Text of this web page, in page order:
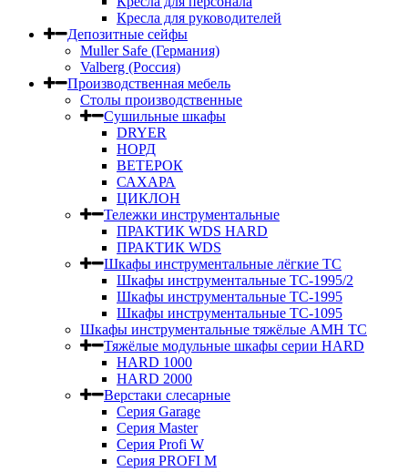
Кресла для руководителей
Депозитные сейфы
Muller Safe (Германия)
Valberg (Россия)
Производственная мебель
Столы производственные
Сушильные шкафы
DRYER
НОРД
ВЕТЕРОК
САХАРА
ЦИКЛОН
Тележки инструментальные
ПРАКТИК WDS HARD
ПРАКТИК WDS
Шкафы инструментальные лёгкие ТС
Шкафы инструментальные ТС-1995/2
Шкафы инструментальные TC-1995
Шкафы инструментальные TC-1095
Шкафы инструментальные тяжёлые AMH TC
Тяжёлые модульные шкафы серии HARD
HARD 1000
HARD 2000
Верстаки слесарные
Серия Garage
Серия Master
Серия Profi W
Серия PROFI M